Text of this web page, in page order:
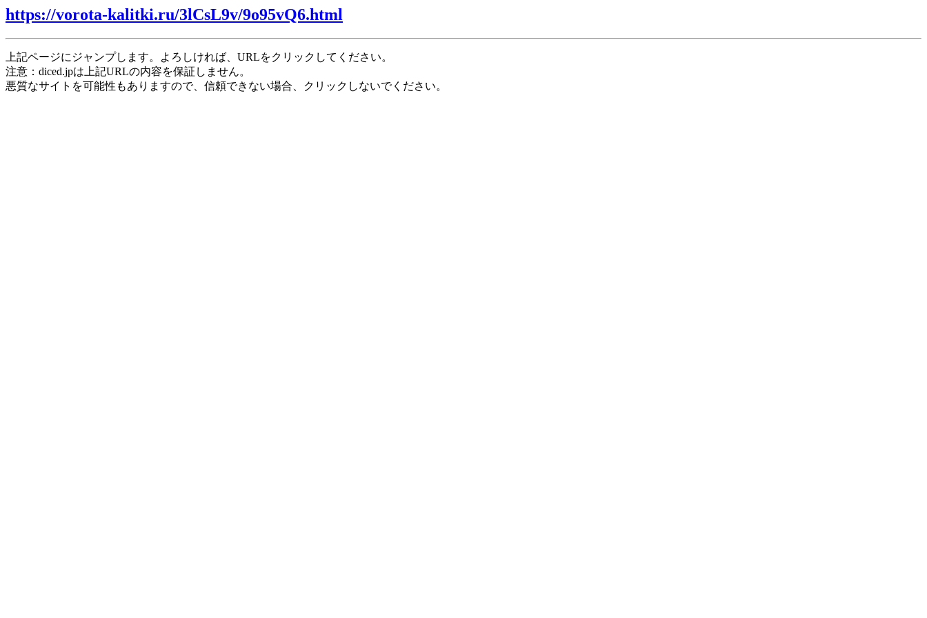
https://vorota-kalitki.ru/3lCsL9v/9o95vQ6.html
上記ページにジャンプします。よろしければ、URLをクリックしてください。
注意：diced.jpは上記URLの内容を保証しません。
悪質なサイトを可能性もありますので、信頼できない場合、クリックしないでください。